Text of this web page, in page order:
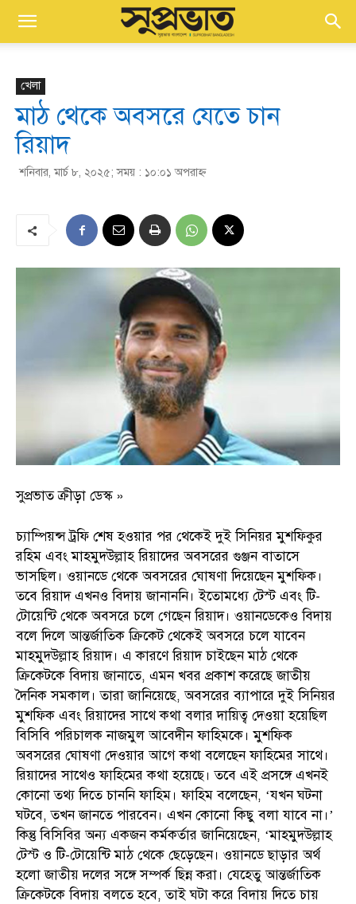
খেলা
মাঠ থেকে অবসরে যেতে চান
রিয়াদ
শনিবার, মার্চ ৮, ২০২৫; সময় : ১০:০১ অপরাহ্ণ
সুপ্রভাত ক্রীড়া ডেস্ক »
চ্যাম্পিয়ন্স ট্রফি শেষ হওয়ার পর থেকেই দুই সিনিয়র মুশফিকুর
রহিম এবং মাহমুদউল্লাহ রিয়াদের অবসরের গুঞ্জন বাতাসে
ভাসছিল। ওয়ানডে থেকে অবসরের ঘোষণা দিয়েছেন মুশফিক।
তবে রিয়াদ এখনও বিদায় জানাননি। ইতোমধ্যে টেস্ট এবং টি-
টোয়েন্টি থেকে অবসরে চলে গেছেন রিয়াদ। ওয়ানডেকেও বিদায়
বলে দিলে আন্তর্জাতিক ক্রিকেট থেকেই অবসরে চলে যাবেন
মাহমুদউল্লাহ রিয়াদ। এ কারণে রিয়াদ চাইছেন মাঠ থেকে
ক্রিকেটকে বিদায় জানাতে, এমন খবর প্রকাশ করেছে জাতীয়
দৈনিক সমকাল। তারা জানিয়েছে, অবসরের ব্যাপারে দুই সিনিয়র
মুশফিক এবং রিয়াদের সাথে কথা বলার দায়িত্ব দেওয়া হয়েছিল
বিসিবি পরিচালক নাজমুল আবেদীন ফাহিমকে। মুশফিক
অবসরের ঘোষণা দেওয়ার আগে কথা বলেছেন ফাহিমের সাথে।
রিয়াদের সাথেও ফাহিমের কথা হয়েছে। তবে এই প্রসঙ্গে এখনই
কোনো তথ্য দিতে চাননি ফাহিম। ফাহিম বলেছেন, ‘যখন ঘটনা
ঘটবে, তখন জানতে পারবেন। এখন কোনো কিছু বলা যাবে না।’
কিন্তু বিসিবির অন্য একজন কর্মকর্তার জানিয়েছেন, ‘মাহমুদউল্লাহ
টেস্ট ও টি-টোয়েন্টি মাঠ থেকে ছেড়েছেন। ওয়ানডে ছাড়ার অর্থ
হলো জাতীয় দলের সঙ্গে সম্পর্ক ছিন্ন করা। যেহেতু আন্তর্জাতিক
ক্রিকেটকে বিদায় বলতে হবে, তাই ঘটা করে বিদায় দিতে চায়